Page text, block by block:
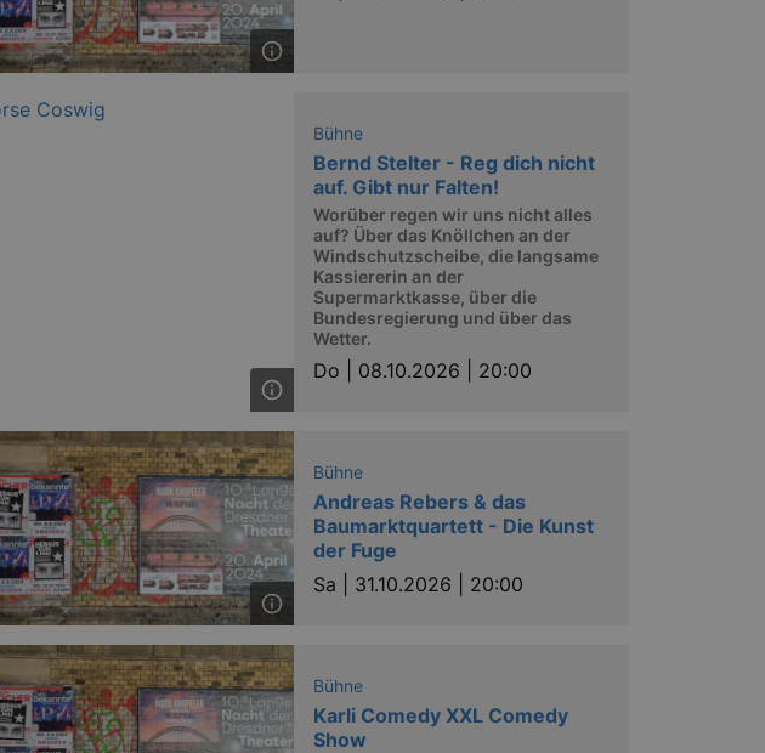
Bühne
Bernd Stelter - Reg dich nicht
auf. Gibt nur Falten!
Worüber regen wir uns nicht alles
auf? Über das Knöllchen an der
Windschutzscheibe, die langsame
Kassiererin an der
Supermarktkasse, über die
Bundesregierung und über das
Wetter.
Do | 08.10.2026 | 20:00
Bühne
Andreas Rebers & das
Baumarktquartett - Die Kunst
der Fuge
Sa | 31.10.2026 | 20:00
Bühne
Karli Comedy XXL Comedy
Show